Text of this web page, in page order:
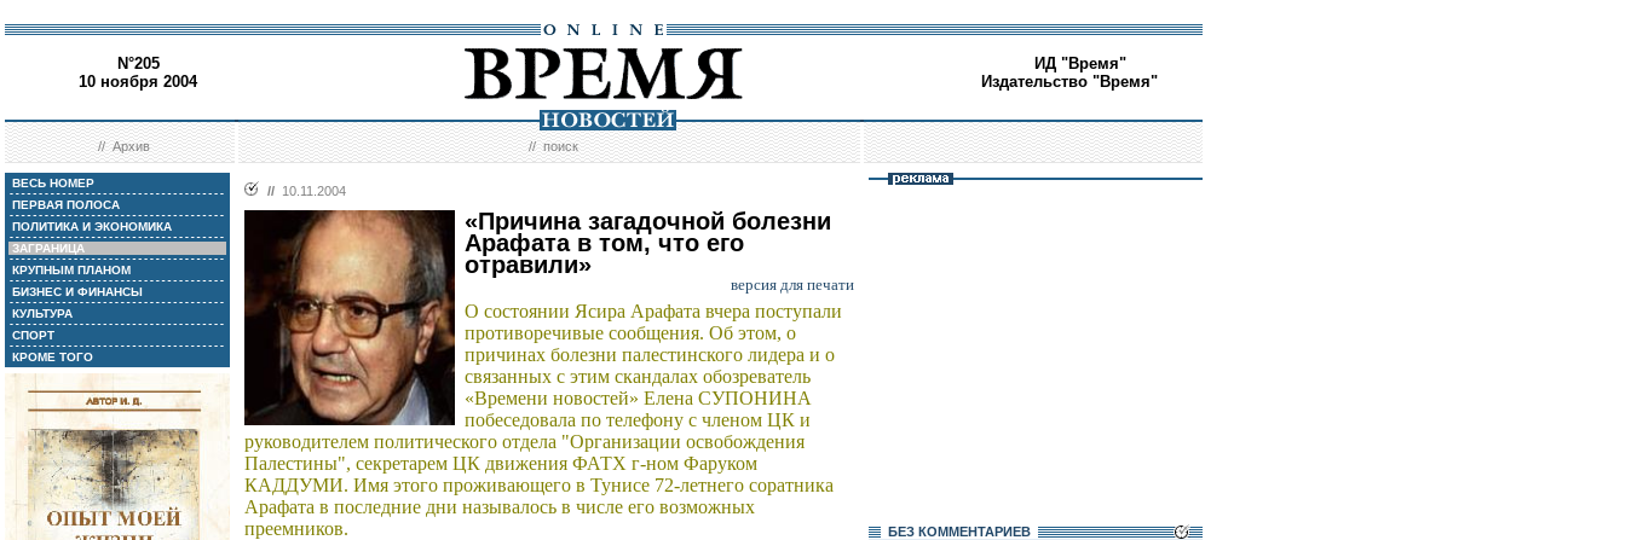
N°205
10 ноября 2004
ИД "Время"
Издательство "Время"
//Архив //поиск
ВЕСЬ НОМЕР
ПЕРВАЯ ПОЛОСА
ПОЛИТИКА И ЭКОНОМИКА
ЗАГРАНИЦА
КРУПНЫМ ПЛАНОМ
БИЗНЕС И ФИНАНСЫ
КУЛЬТУРА
СПОРТ
КРОМЕ ТОГО
// 10.11.2004
«Причина загадочной болезни
Арафата в том, что его
отравили»
версия для печати
О состоянии Ясира Арафата вчера поступали
противоречивые сообщения. Об этом, о
причинах болезни палестинского лидера и о
связанных с этим скандалах обозреватель
«Времени новостей» Елена СУПОНИНА
побеседовала по телефону с членом ЦК и
руководителем политического отдела "Организации освобождения
Палестины", секретарем ЦК движения ФАТХ г-ном Фаруком
КАДДУМИ. Имя этого проживающего в Тунисе 72-летнего соратника
Арафата в последние дни называлось в числе его возможных
преемников.
БЕЗ КОМMЕНТАРИЕВ